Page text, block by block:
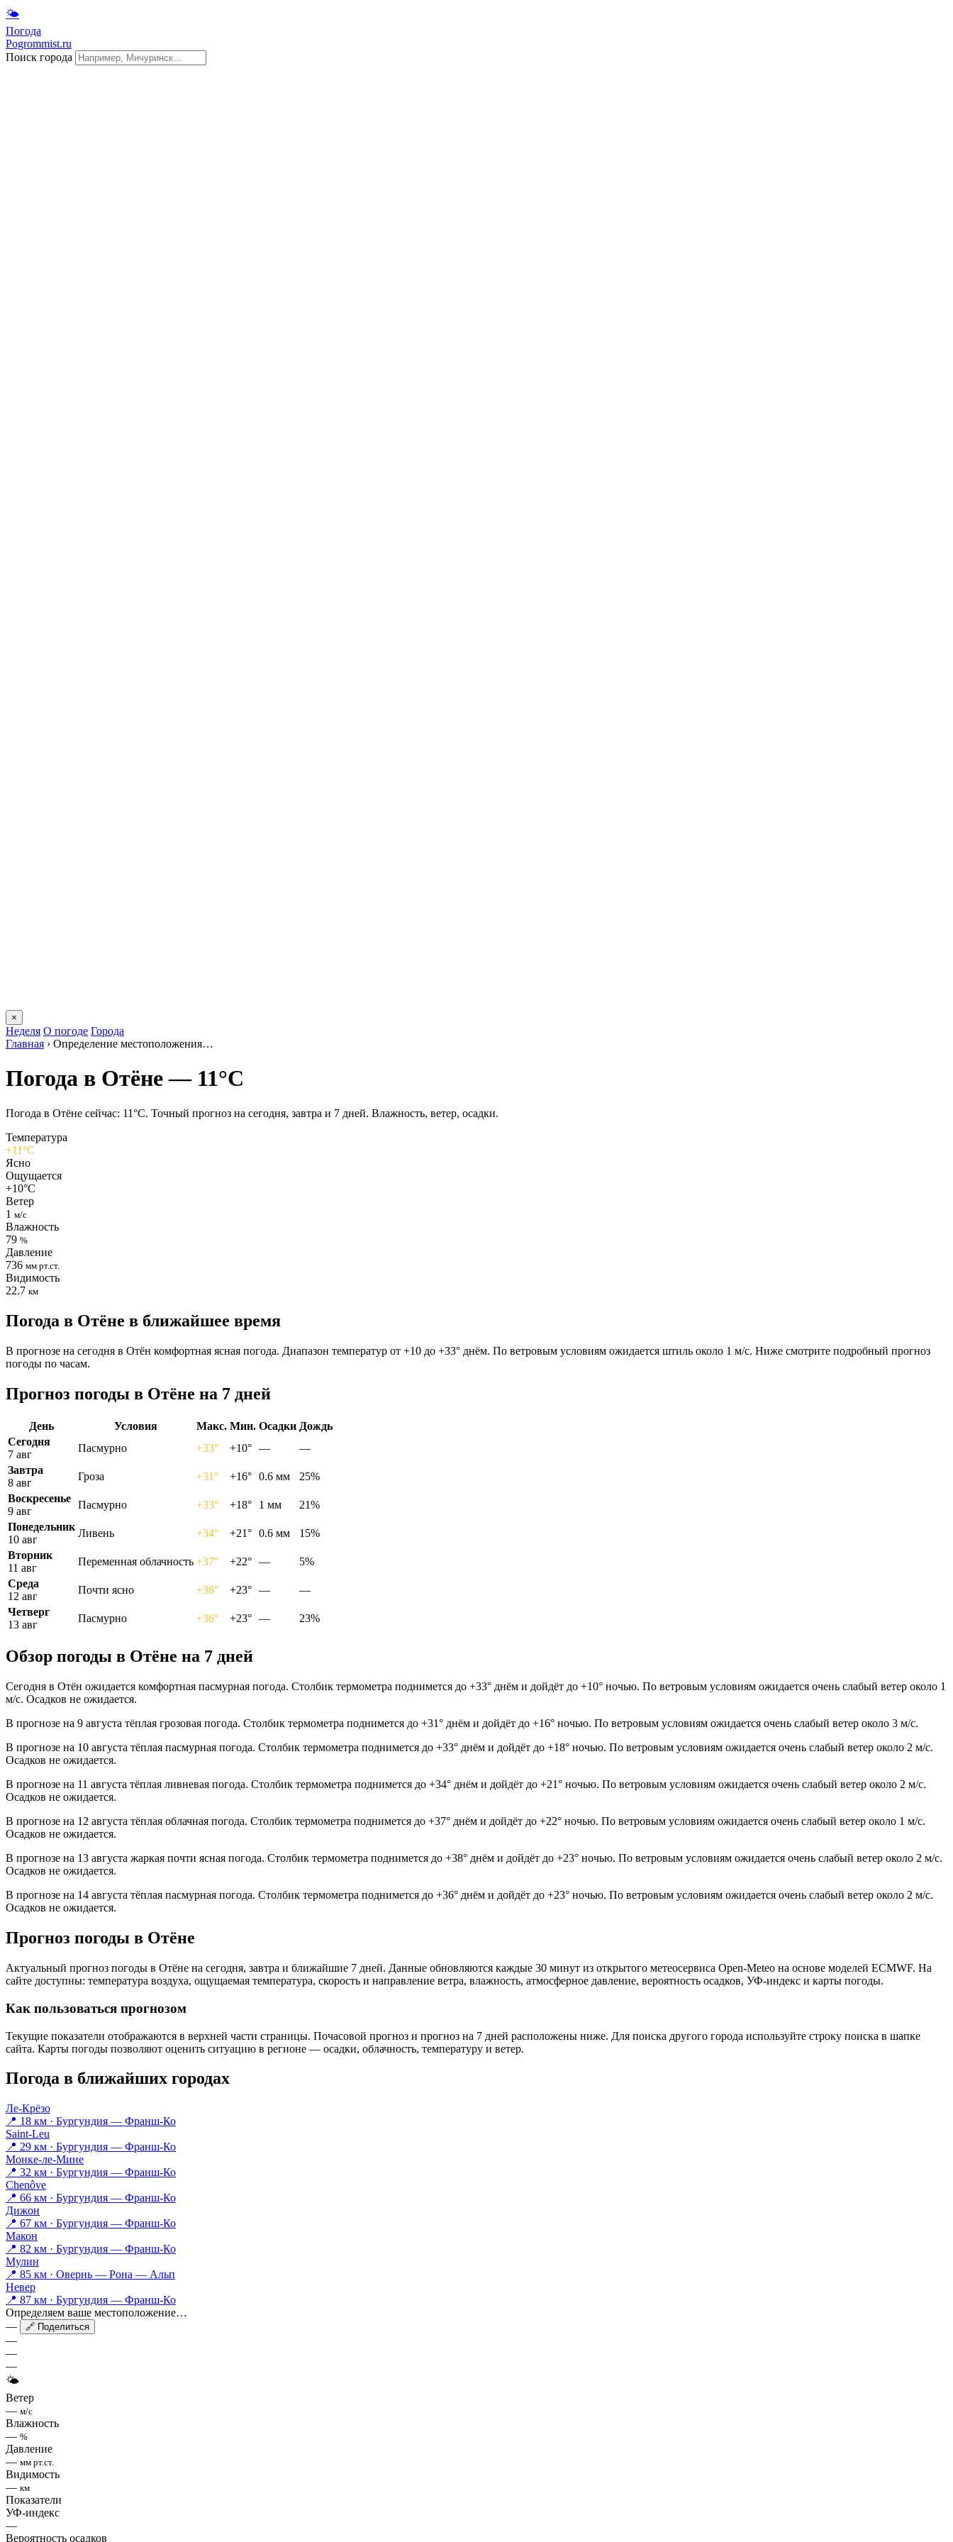
🌤
Погода
Pogrommist.ru
Поиск города
×
Неделя О погоде Города
Главная › Определение местоположения…
Погода в Отёне — 11°C
Погода в Отёне сейчас: 11°C. Точный прогноз на сегодня, завтра и 7 дней. Влажность, ветер, осадки.
Температура
+11°C
Ясно
Ощущается
+10°C
Ветер
1 м/с
Влажность
79 %
Давление
736 мм рт.ст.
Видимость
22.7 км
Погода в Отёне в ближайшее время
В прогнозе на сегодня в Отён комфортная ясная погода. Диапазон температур от +10 до +33° днём. По ветровым условиям ожидается штиль около 1 м/с. Ниже смотрите подробный прогноз
погоды по часам.
Прогноз погоды в Отёне на 7 дней
День Условия Макс. Мин. Осадки Дождь
Сегодня
7 авг
Пасмурно +33° +10° —
—
Завтра
8 авг
Гроза +31° +16° 0.6 мм
25%
Воскресенье
9 авг
Пасмурно +33° +18° 1 мм
21%
Понедельник
10 авг
Ливень +34° +21° 0.6 мм
15%
Вторник
11 авг
Переменная облачность +37° +22° —
5%
Среда
12 авг
Почти ясно +38° +23° —
—
Четверг
13 авг
Пасмурно +36° +23° — 23%
Обзор погоды в Отёне на 7 дней
Сегодня в Отён ожидается комфортная пасмурная погода. Столбик термометра поднимется до +33° днём и дойдёт до +10° ночью. По ветровым условиям ожидается очень слабый ветер около 1
м/с. Осадков не ожидается.
В прогнозе на 9 августа тёплая грозовая погода. Столбик термометра поднимется до +31° днём и дойдёт до +16° ночью. По ветровым условиям ожидается очень слабый ветер около 3 м/с.
В прогнозе на 10 августа тёплая пасмурная погода. Столбик термометра поднимется до +33° днём и дойдёт до +18° ночью. По ветровым условиям ожидается очень слабый ветер около 2 м/с.
Осадков не ожидается.
В прогнозе на 11 августа тёплая ливневая погода. Столбик термометра поднимется до +34° днём и дойдёт до +21° ночью. По ветровым условиям ожидается очень слабый ветер около 2 м/с.
Осадков не ожидается.
В прогнозе на 12 августа тёплая облачная погода. Столбик термометра поднимется до +37° днём и дойдёт до +22° ночью. По ветровым условиям ожидается очень слабый ветер около 1 м/с.
Осадков не ожидается.
В прогнозе на 13 августа жаркая почти ясная погода. Столбик термометра поднимется до +38° днём и дойдёт до +23° ночью. По ветровым условиям ожидается очень слабый ветер около 2 м/с.
Осадков не ожидается.
В прогнозе на 14 августа тёплая пасмурная погода. Столбик термометра поднимется до +36° днём и дойдёт до +23° ночью. По ветровым условиям ожидается очень слабый ветер около 2 м/с.
Осадков не ожидается.
Прогноз погоды в Отёне
Актуальный прогноз погоды в Отёне на сегодня, завтра и ближайшие 7 дней. Данные обновляются каждые 30 минут из открытого метеосервиса Open-Meteo на основе моделей ECMWF. На
сайте доступны: температура воздуха, ощущаемая температура, скорость и направление ветра, влажность, атмосферное давление, вероятность осадков, УФ-индекс и карты погоды.
Как пользоваться прогнозом
Текущие показатели отображаются в верхней части страницы. Почасовой прогноз и прогноз на 7 дней расположены ниже. Для поиска другого города используйте строку поиска в шапке
сайта. Карты погоды позволяют оценить ситуацию в регионе — осадки, облачность, температуру и ветер.
Погода в ближайших городах
Ле-Крёзо
📍 18 км · Бургундия — Франш-Ко
Saint-Leu
📍 29 км · Бургундия — Франш-Ко
Монке-ле-Мине
📍 32 км · Бургундия — Франш-Ко
Chenôve
📍 66 км · Бургундия — Франш-Ко
Дижон
📍 67 км · Бургундия — Франш-Ко
Макон
📍 82 км · Бургундия — Франш-Ко
Мулин
📍 85 км · Овернь — Рона — Альп
Невер
📍 87 км · Бургундия — Франш-Ко
Определяем ваше местоположение…
—
🔗 Поделиться
—
—
—
🌤
Ветер
— м/с
Влажность
— %
Давление
— мм рт.ст.
Видимость
— км
Показатели
УФ-индекс
—
Вероятность осадков